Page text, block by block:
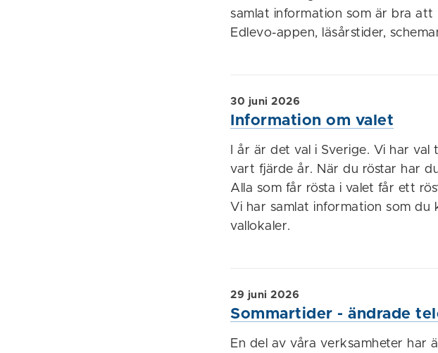
samlat information som är bra att
Edlevo-appen, läsårstider,
Information om valet
30 juni 2026
I år är det val i Sverige. Vi har
vart fjärde år. När du röstar har
Alla som får rösta i valet får ett
Vi har samlat information som du
vallokaler.
Sommartider - ändrade
29 juni 2026
En del av våra verksamheter har